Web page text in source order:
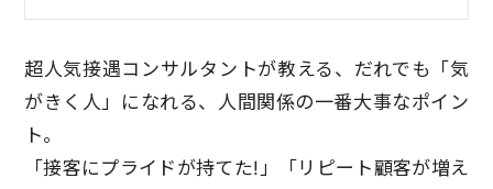
超人気接遇コンサルタントが教える、だれでも「気
がきく人」になれる、人間関係の一番大事なポイン
ト。
「接客にプライドが持てた!」「リピート顧客が増え